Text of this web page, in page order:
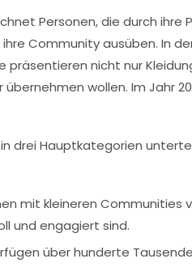
Personen, die durch ihre
Community ausüben. In
präsentieren nicht nur
übernehmen wollen. Im Jahr
drei Hauptkategorien
mit kleineren Communities
und engagiert sind.
über hunderte